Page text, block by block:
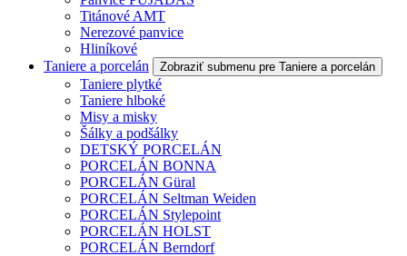
Titánové AMT
Nerezové panvice
Hliníkové
Taniere a porcelán
Zobraziť submenu pre Taniere a porcelán
Taniere plytké
Taniere hlboké
Misy a misky
Šálky a podšálky
DETSKÝ PORCELÁN
PORCELÁN BONNA
PORCELÁN Güral
PORCELÁN Seltman Weiden
PORCELÁN Stylepoint
PORCELÁN HOLST
PORCELÁN Berndorf